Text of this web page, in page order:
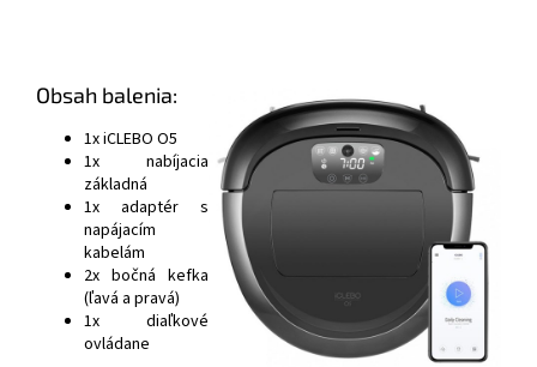
Obsah balenia:
1x iCLEBO O5
1x nabíjacia
základná
1x adaptér s
napájacím
kabelám
2x bočná kefka
(ľavá a pravá)
1x diaľkové
ovládane